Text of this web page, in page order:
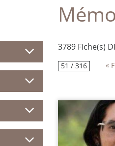
3789 Fiche(s)
51 / 316 «